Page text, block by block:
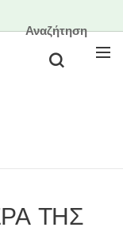
Αναζήτηση
ΤΗΣ